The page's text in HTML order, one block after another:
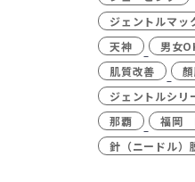
24時間受付
WEB予約
ジェントルマッ
天神
男女
肌質改善
ジェントルシリ
那覇
福岡
針（ニードル）